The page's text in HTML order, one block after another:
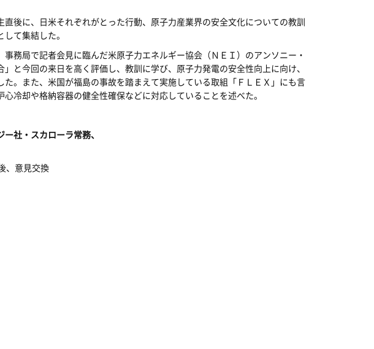
後に、日米それぞれがとった行動、原子力産業界の安全文化についての教訓
て集結した。
務局で記者会見に臨んだ米原子力エネルギー協会（ＮＥＩ）のアンソニー・
と今回の来日を高く評価し、教訓に学び、原子力発電の安全性向上に向け、
。また、米国が福島の事故を踏まえて実施している取組「ＦＬＥＸ」にも言
冷却や格納容器の健全性確保などに対応していることを述べた。
社・スカローラ常務、